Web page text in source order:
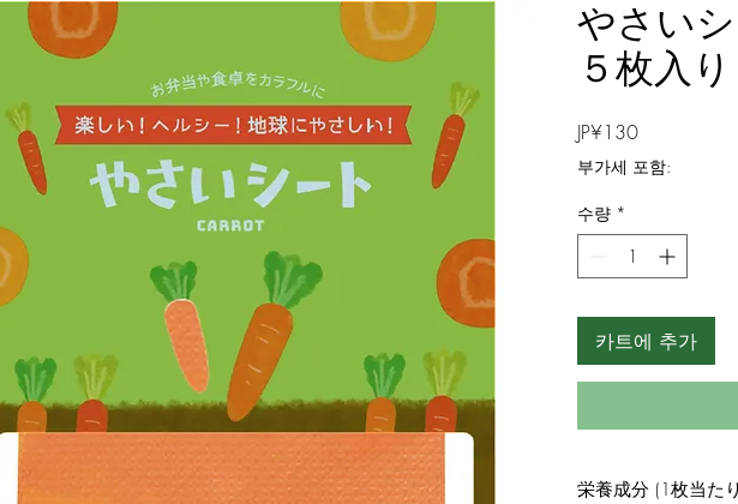
やさい
５枚入り
JP¥130가
격
부가세 포함:
수량 *
카트에 추가
栄養成分 (1枚当た